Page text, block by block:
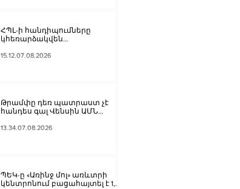
ՀՊԼ-ի հանդիպումները
կհեռարձակվեն
պաշտոնական
15.12.07.08.2026
Թրամփը դեռ պատրաստ չէ
հանդես գալ Վենսին ԱՄՆ
առաջադրելու օգտին
13.34.07.08.2026
ՊԵԿ-ը «Առինջ մոլ» առևտրի
կենտրոնում բացահայտել է 1,3